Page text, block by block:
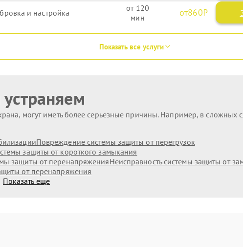
и настройка 120 860
Показать все услуги
могут иметь более серьезные причины. Например, в сложных
Повреждение системы защиты от перегрузок
защиты от короткого замыкания
защиты от перенапряженияНеисправность системы защиты от
от перенапряжения
Показать еще